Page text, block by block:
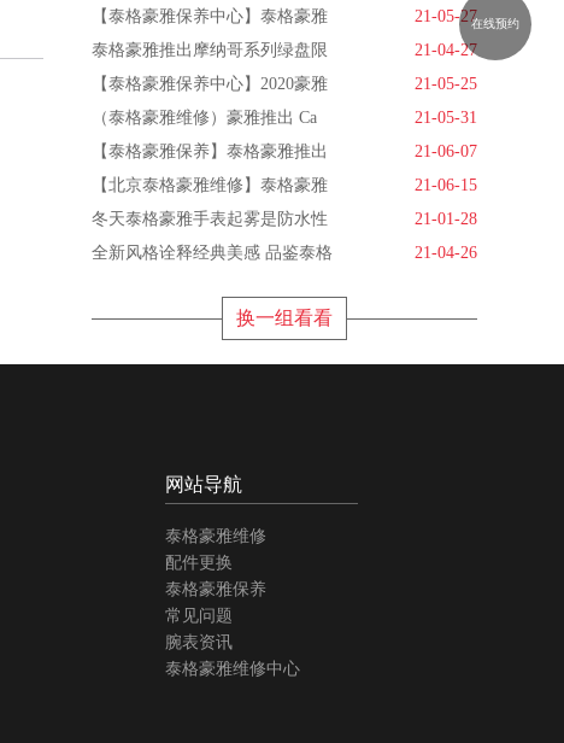
【泰格豪雅保养中心】泰格豪雅
21-05-27
泰格豪雅推出摩纳哥系列绿盘限
21-04-27
【泰格豪雅保养中心】2020豪雅
21-05-25
（泰格豪雅维修）豪雅推出 Ca
21-05-31
【泰格豪雅保养】泰格豪雅推出
21-06-07
【北京泰格豪雅维修】泰格豪雅
21-06-15
冬天泰格豪雅手表起雾是防水性
21-01-28
全新风格诠释经典美感 品鉴泰格
21-04-26
换一组看看
网站导航
泰格豪雅维修
配件更换
泰格豪雅保养
常见问题
腕表资讯
泰格豪雅维修中心
在线预约